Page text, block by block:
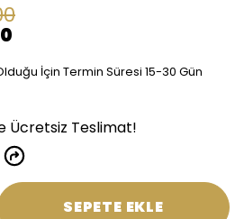
İçin Termin Süresi 15-30 Gün
Ücretsiz Teslimat!
SEPETE EKLE